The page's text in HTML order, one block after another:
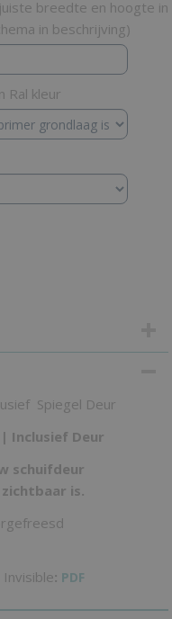
breedte en hoogte in
in beschrijving)
Ral kleur
Spiegel Deur
Inclusief Deur
schuifdeur
is.
: PDF